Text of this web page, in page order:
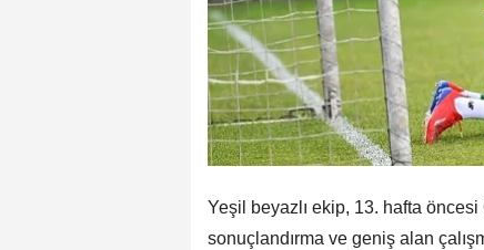
Yeşil beyazlı ekip, 13. hafta
sonuçlandırma ve geniş alan